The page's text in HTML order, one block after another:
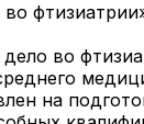
во
на